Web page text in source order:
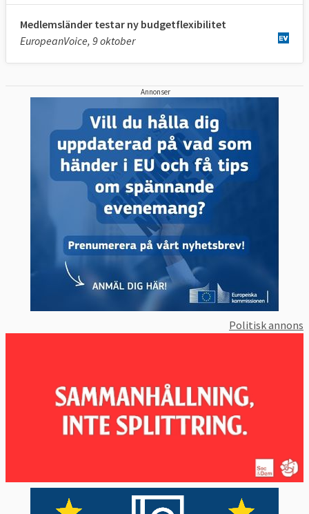
Medlemsländer testar ny budgetflexibilitet
EuropeanVoice, 9 oktober
Annonser
Politisk annons